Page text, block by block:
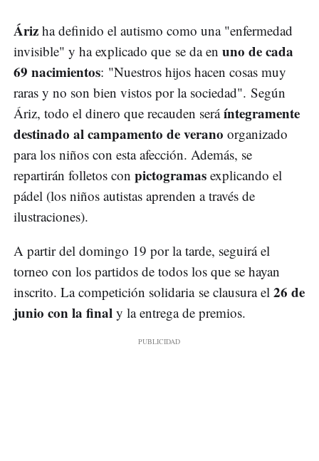
Áriz ha definido el autismo como una "enfermedad
invisible" y ha explicado que se da en uno de cada
69 nacimientos: "Nuestros hijos hacen cosas muy
raras y no son bien vistos por la sociedad". Según
Áriz, todo el dinero que recauden seráíntegramente
destinado al campamento de verano organizado
para los niños con esta afección. Además, se
repartirán folletos con pictogramas explicando el
pádel (los niños autistas aprenden a través de
ilustraciones).
A partir del domingo 19 por la tarde, seguirá el
torneo con los partidos de todos los que se hayan
inscrito. La competición solidaria se clausura el 26 de
junio con la final y la entrega de premios.